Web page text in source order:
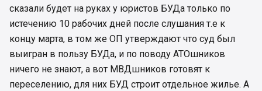
сказали будет на руках у юристов БУДа только по
истечению 10 рабочих дней после слушания т.е к
концу марта, в том же ОП утверждают что суд был
выигран в пользу БУДа, и по поводу АТОшников
ничего не знают, а вот МВДшников готовят к
переселению, для них БУД строит отдельное жилье. А